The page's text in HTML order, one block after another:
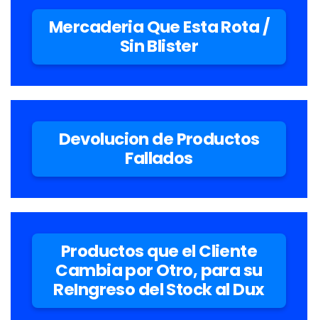
Mercaderia Que Esta Rota /
Sin Blister
Devolucion de Productos
Fallados
Productos que el Cliente
Cambia por Otro, para su
ReIngreso del Stock al Dux